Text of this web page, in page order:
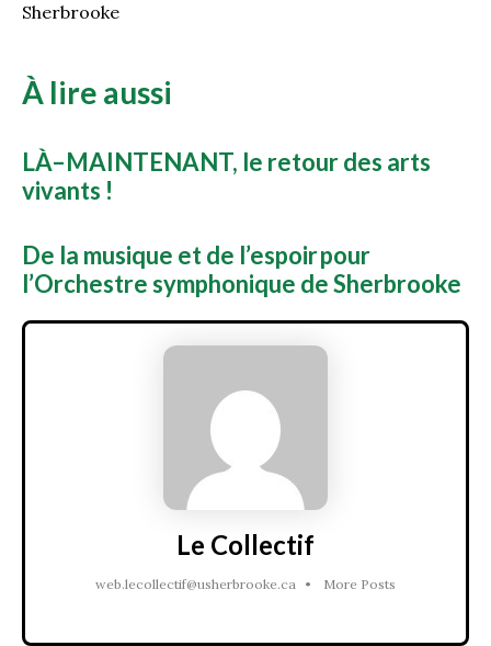
Sherbrooke
À lire aussi
LÀ–MAINTENANT, le retour des arts
vivants !
De la musique et de l’espoir pour
l’Orchestre symphonique de Sherbrooke
Le Collectif
web.lecollectif@usherbrooke.ca • More Posts